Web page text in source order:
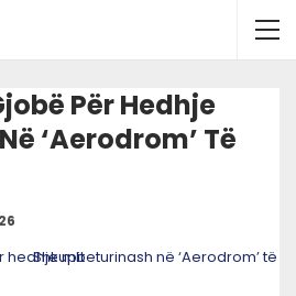
Për Hedhje
‘Aerodrom’ Të